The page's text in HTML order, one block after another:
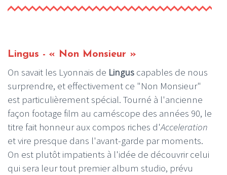
Lingus - « Non Monsieur »
On savait les Lyonnais de Lingus capables de nous
surprendre, et effectivement ce "Non Monsieur"
est particulièrement spécial. Tourné à l'ancienne
façon footage film au caméscope des années 90, le
titre fait honneur aux compos riches d'Acceleration
et vire presque dans l'avant-garde par moments.
On est plutôt impatients à l'idée de découvrir celui
qui sera leur tout premier album studio, prévu